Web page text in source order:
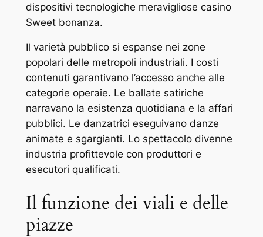
dispositivi tecnologiche meravigliose casino
Sweet bonanza.
Il varietà pubblico si espanse nei zone
popolari delle metropoli industriali. I costi
contenuti garantivano l’accesso anche alle
categorie operaie. Le ballate satiriche
narravano la esistenza quotidiana e la affari
pubblici. Le danzatrici eseguivano danze
animate e sgargianti. Lo spettacolo divenne
industria profittevole con produttori e
esecutori qualificati.
Il funzione dei viali e delle
piazze